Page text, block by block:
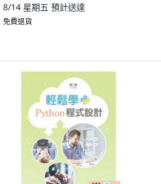
8/14 星期五 預計送達
免費退貨